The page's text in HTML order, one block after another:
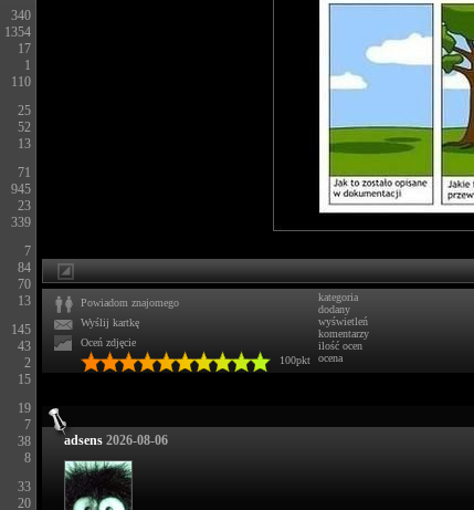
340
1354
17
1
110
25
52
13
71
945
23
339
7
84
70
13
145
43
2
15
19
7
38
8
33
20
Powiadom znajomego
Wyślij kartkę
Oceń zdjęcie
100pkt
kategoria
dodany
wyświetleń
komentarzy
ilość ocen
ocena
adsens 2026-08-06